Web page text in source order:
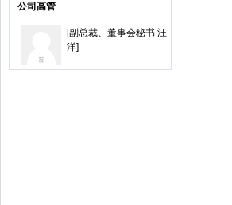
公司高管
[副总裁、董事会秘书 汪
洋]